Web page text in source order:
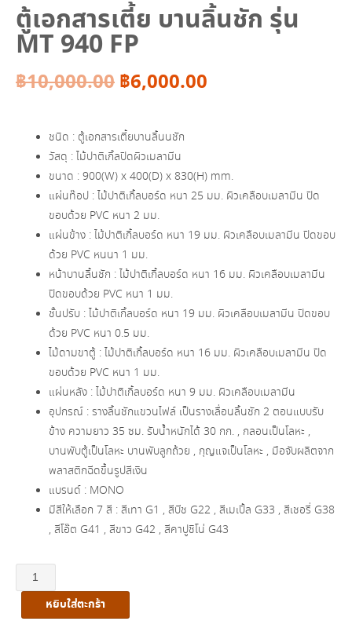
ตู้เอกสารเตี้ย บานลิ้นชัก รุ่น
MT 940 FP
฿10,000.00Original
was:
฿10,000.00.
฿6,000.00
฿6,000.00.
ชนิด : ตู้เอกสารเตี้ยบานลิ้นนชัก
วัสดุ : ไม้ปาติเกิ้ลปิดผิวเมลามีน
ขนาด : 900(W) x 400(D) x 830(H) mm.
แผ่นท๊อป : ไม้ปาติเกิ้ลบอร์ด หนา 25 มม. ผิวเคลือบเมลามีน ปิด
ขอบด้วย PVC หนา 2 มม.
แผ่นข้าง : ไม้ปาติเกิ้ลบอร์ด หนา 19 มม. ผิวเคลือบเมลามีน ปิดขอบ
ด้วย PVC หนนา 1 มม.
หน้าบานลิ้นชัก : ไม้ปาติเกิ้ลบอร์ด หนา 16 มม. ผิวเคลือบเมลามีน
ปิดขอบด้วย PVC หนา 1 มม.
ชั้นปรับ : ไม้ปาติเกิ้ลบอร์ด หนา 19 มม. ผิวเคลือบเมลามีน ปิดขอบ
ด้วย PVC หนา 0.5 มม.
ไม้ดามขาตู้ : ไม้ปาติเกิ้ลบอร์ด หนา 16 มม. ผิวเคลือบเมลามีน ปิด
ขอบด้วย PVC หนา 1 มม.
แผ่นหลัง : ไม้ปาติเกิ้ลบอร์ด หนา 9 มม. ผิวเคลือบเมลามีน
อุปกรณ์ : รางลิ้นชักแขวนไฟล์ เป็นรางเลื่อนลิ้นชัก 2 ตอนแบบรับ
ข้าง ความยาว 35 ซม. รับน้ำหนักได้ 30 กก. , กลอนเป็นโลหะ ,
บานพับตู้เป็นโลหะ บานพับลูกถ้วย , กุญแจเป็นโลหะ , มือจับผลิตจาก
พลาสติกฉีดขึ้นรูปสีเงิน
แบรนด์ : MONO
มีสีให้เลือก 7 สี : สีเทา G1 , สีบีช G22 , สีเมเปิ้ล G33 , สีเชอรี่ G38
, สีโอ๊ต G41 , สีขาว G42 , สีคาปูชิโน่ G43
จำนวน
ตู้
เอกสารหยิบใส่ตะกร้า